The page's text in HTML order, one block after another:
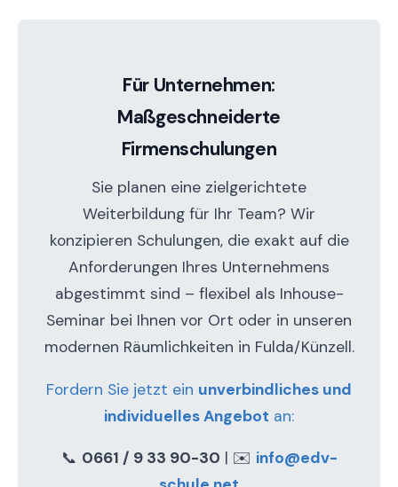
Für Unternehmen:
Maßgeschneiderte
Firmenschulungen
Sie planen eine zielgerichtete
Weiterbildung für Ihr Team? Wir
konzipieren Schulungen, die exakt auf die
Anforderungen Ihres Unternehmens
abgestimmt sind – flexibel als Inhouse-
Seminar bei Ihnen vor Ort oder in unseren
modernen Räumlichkeiten in Fulda/Künzell.
Fordern Sie jetzt ein unverbindliches und
individuelles Angebot an:
📞 0661 / 9 33 90-30 | ✉️ info@edv-